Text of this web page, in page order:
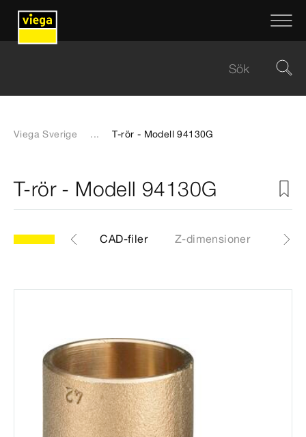
Viega Sverige ... T-rör - Modell 94130G
T-rör - Modell 94130G
Artiklar CAD-filer Z-dimensioner